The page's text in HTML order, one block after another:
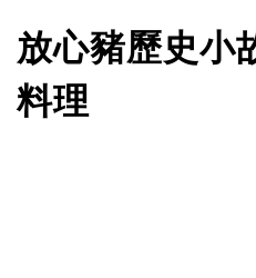
放心豬歷史小
料理